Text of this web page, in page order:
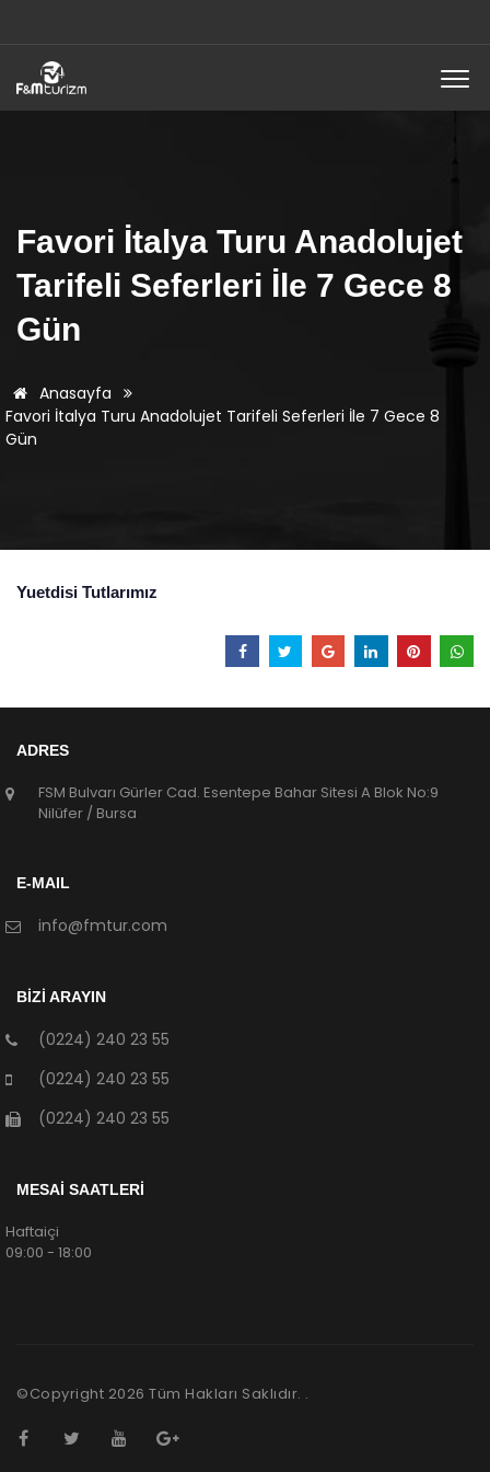
Favori İtalya Turu Anadolujet
Tarifeli Seferleri İle 7 Gece 8
Gün
Anasayfa
Favori İtalya Turu Anadolujet Tarifeli Seferleri İle 7 Gece 8
Gün
Yuetdisi Tutlarımız
ADRES
FSM Bulvarı Gürler Cad. Esentepe Bahar Sitesi A Blok No:9
Nilüfer / Bursa
E-MAIL
info@fmtur.com
BİZİ ARAYIN
(0224) 240 23 55
(0224) 240 23 55
(0224) 240 23 55
MESAİ SAATLERİ
Haftaiçi
09:00 - 18:00
©Copyright 2026 Tüm Hakları Saklıdır. .